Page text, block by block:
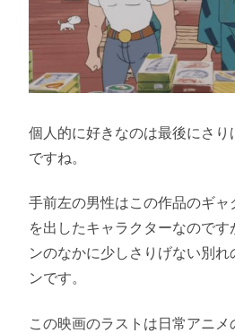
個人的に好きなのは最後にさ
ですね。
手前左の男性はこの作品のギ
を出したキャラクターなので
ンのなかに少しさりげない別
ンです。
この映画のラストは日常アニ